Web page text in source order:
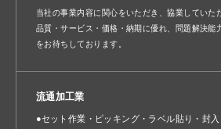
当社の事業内容に関心をいただき、協業していた
品質・サービス・価格・納期に優れ、問題解決能
をお待ちしております。
流通加工業
●セット作業・ピッキング・ラベル貼り・封入